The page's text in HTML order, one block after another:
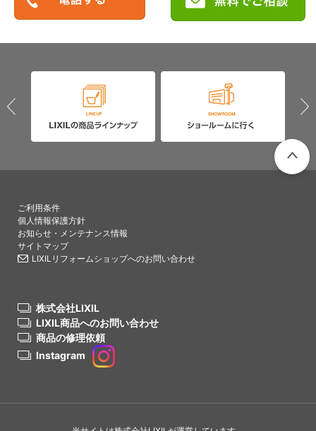
ご利用条件
個人情報保護方針
お知らせ・メンテナンス情報
サイトマップ
LIXILリフォームショップへのお問い合わせ
株式会社LIXIL
LIXIL商品へのお問い合わせ
商品の修理依頼
Instagram